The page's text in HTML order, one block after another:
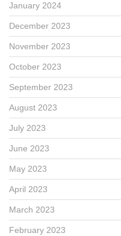
January 2024
December 2023
November 2023
October 2023
September 2023
August 2023
July 2023
June 2023
May 2023
April 2023
March 2023
February 2023